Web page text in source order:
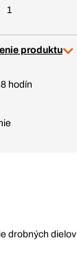
1
produktu
hodín
drobných dielov